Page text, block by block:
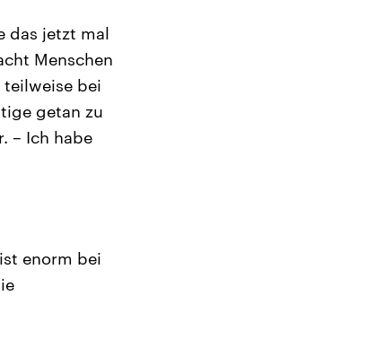
das jetzt mal
Menschen
bei
getan zu
– Ich habe
enorm bei